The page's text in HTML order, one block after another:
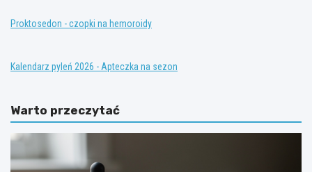
i
a
ę
p
z
a
t
n
o
l
n
m
e
t
Proktosedon - czopki na hemoroidy
Kalendarz pyleń 2026 - Apteczka na sezon
Warto przeczytać